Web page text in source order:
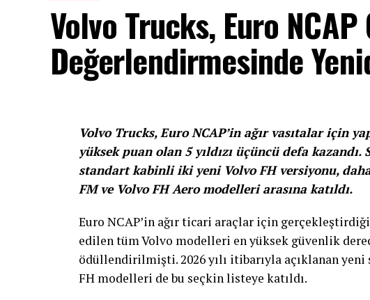
Volvo Trucks, Euro
Değerlendirmesinde
Volvo Trucks, Euro NCAP’in ağır vasıtalar için
yüksek puan olan 5 yıldızı üçüncü defa
standart kabinli iki yeni Volvo FH versiyonu,
FM ve Volvo FH Aero modelleri arasına katıldı.
Euro NCAP’in ağır ticari araçlar için
edilen tüm Volvo modelleri en yüksek güvenlik
ödüllendirilmişti. 2026 yılı itibarıyla açıklanan
FH modelleri de bu seçkin listeye katıldı.